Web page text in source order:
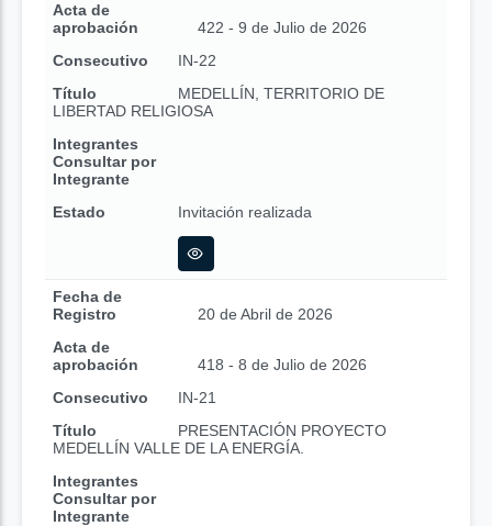
Acta de
aprobación
422 - 9 de Julio de 2026
Consecutivo
IN-22
Título
MEDELLÍN, TERRITORIO DE
LIBERTAD RELIGIOSA
Integrantes
Consultar por
Integrante
Estado
Invitación realizada
Fecha de
Registro
20 de Abril de 2026
Acta de
aprobación
418 - 8 de Julio de 2026
Consecutivo
IN-21
Título
PRESENTACIÓN PROYECTO
MEDELLÍN VALLE DE LA ENERGÍA.
Integrantes
Consultar por
Integrante